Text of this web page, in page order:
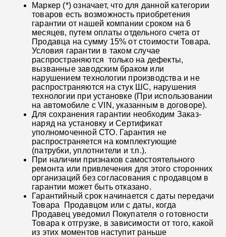
Маркер (*) означает, что для данной категории
товаров есть возможность приобретения
гарантии от нашей компании сроком на 6
месяцев, путем оплаты отдельного счета от
Продавца на сумму 15% от стоимости Товара.
Условия гарантии в таком случае
распространяются только на дефекты,
вызванные заводским браком или
нарушением технологии производства и не
распространяются на стук ШС, нарушения
технологии при установке (При использовании
на автомобиле с VIN, указанным в договоре).
Для сохранения гарантии необходим Заказ-
наряд на установку и Сертификат
уполномоченной СТО. Гарантия не
распространяется на комплектующие
(патрубки, уплотнители и т.п.).
При наличии признаков самостоятельного
ремонта или привлечения для этого сторонних
организаций без согласования с продавцом в
гарантии может быть отказано.
Гарантийный срок начинается с даты передачи
Товара Продавцом или с даты, когда
Продавец уведомил Покупателя о готовности
Товара к отгрузке, в зависимости от того, какой
из этих моментов наступит раньше